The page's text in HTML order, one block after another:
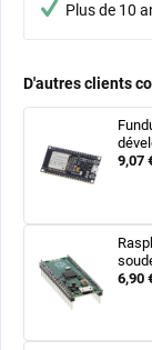
Plus de 10
D'autres clients
9,07
6,90